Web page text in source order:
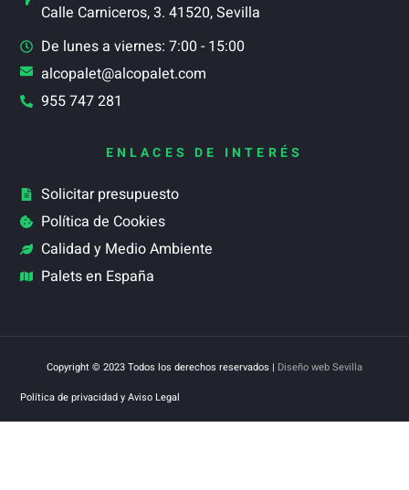
Calle Carniceros, 3. 41520, Sevilla
De lunes a viernes: 7:00 - 15:00
alcopalet@alcopalet.com
955 747 281
ENLACES DE INTERÉS
Solicitar presupuesto
Política de Cookies
Calidad y Medio Ambiente
Palets en España
Copyright © 2023 Todos los derechos reservados | Diseño web Sevilla
Política de privacidad y Aviso Legal